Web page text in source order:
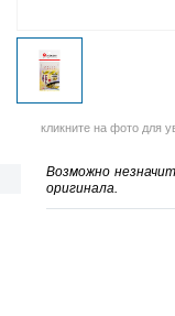
кликните на фото для
Возможно
оригинала.